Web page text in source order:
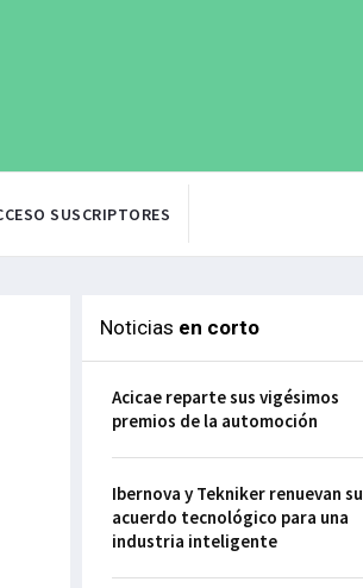
SUSCRIPTORES
Noticias en corto
Acicae reparte sus vigésimos
premios de la automoción
Ibernova y Tekniker renuevan su
acuerdo tecnológico para una
industria inteligente